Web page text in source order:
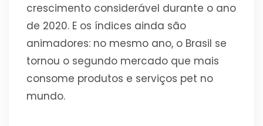
crescimento considerável durante o ano
de 2020. E os índices ainda são
animadores: no mesmo ano, o Brasil se
tornou o segundo mercado que mais
consome produtos e serviços pet no
mundo.